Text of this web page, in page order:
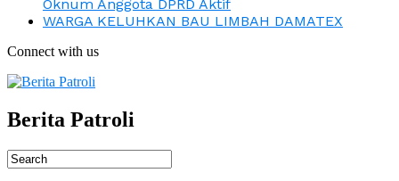
Oknum Anggota DPRD Aktif
WARGA KELUHKAN BAU LIMBAH DAMATEX
Connect with us
Berita Patroli